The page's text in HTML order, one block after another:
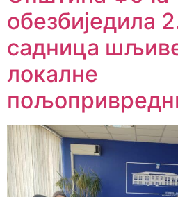
обезбиједила
садница
локалне